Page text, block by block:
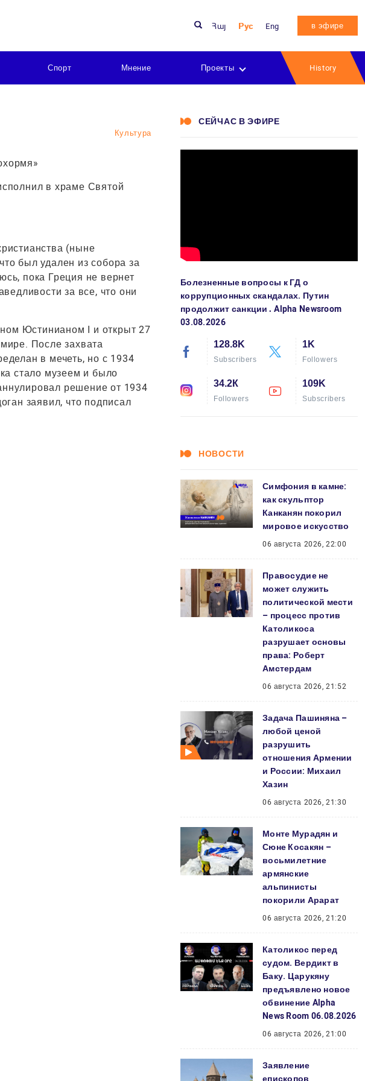
Հայ Рус Eng в эфире
Спорт Мнение Проекты History
Культура
в храме Святой
(ныне
был удален из собора за
пока Греция не вернет
за все, что они
Юстинианом I и открыт 27
После захвата
в мечеть, но с 1934
стало музеем и было
решение от 1934
заявил, что подписал
СЕЙЧАС В ЭФИРЕ
Болезненные вопросы к ГД о
коррупционных скандалах. Путин
продолжит санкции․ Alpha Newsroom
03.08.2026
128.8K
Subscribers
1K
Followers
34.2К
Followers
109K
Subscribers
НОВОСТИ
Симфония в камне:
как скульптор
Канканян покорил
мировое искусство
06 августа 2026, 22:00
Правосудие не
может служить
политической мести
– процесс против
Католикоса
разрушает основы
права: Роберт
Амстердам
06 августа 2026, 21:52
Задача Пашиняна –
любой ценой
разрушить
отношения Армении
и России: Михаил
Хазин
06 августа 2026, 21:30
Монте Мурадян и
Сюне Косакян –
восьмилетние
армянские
альпинисты
покорили Арарат
06 августа 2026, 21:20
Католикос перед
судом. Вердикт в
Баку. Царукяну
предъявлено новое
обвинение Alpha
News Room 06.08.2026
06 августа 2026, 21:00
Заявление
епископов